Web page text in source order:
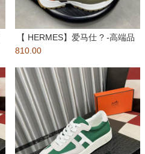
【 HERMES】爱马仕 ? -高端品
质 原单???休闲运
810.00